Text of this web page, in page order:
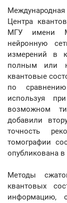
Международная
Центра
МГУ имени
нейронную
измерений в
полным или
квантовые
по
используя
возможном
добавили
точность
томографии
опубликована
Методы
квантовых
информацию,